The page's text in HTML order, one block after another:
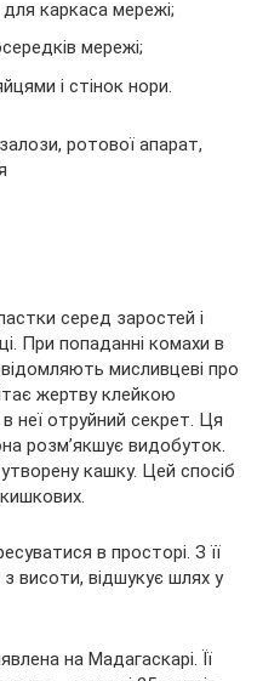
каркаса мережі;
мережі;
і стінок нори.
серед заростей і
При попаданні комахи в
мисливцеві про
жертву клейкою
неї отруйний секрет. Ця
розм’якшує видобуток.
кашку. Цей спосіб
в просторі. З її
висоти, відшукує шлях у
на Мадагаскарі. Її